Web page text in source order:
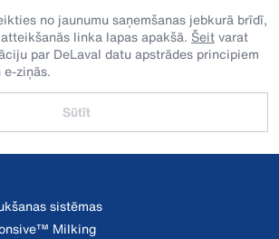
no jaunumu saņemšanas jebkurā brīdī,
linka lapas apakšā. Šeitvarat
par DeLaval datu apstrādes principiem
e-ziņās.
Sūtīt
sistēmas
Milking